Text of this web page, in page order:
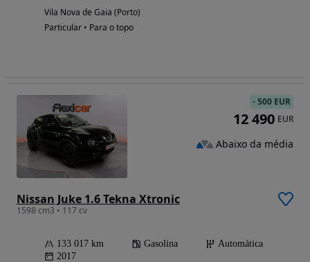
Vila Nova de Gaia (Porto)
Particular • Para o topo
Nissan Juke 1.6 Tekna Xtronic
1598 cm3 • 117 cv
133 017 km Gasolina
Automática
2017
-500 EUR
12 490 EUR
Abaixo da média